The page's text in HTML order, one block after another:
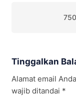
Tinggalkan
Alamat email
wajib ditandai *